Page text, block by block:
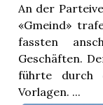
An der
«Gmeind»
fassten
Geschäften.
führte durch
Vorlagen. ...